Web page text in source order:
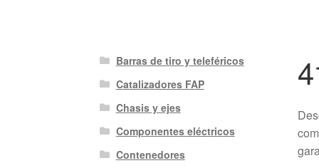
Barras de tiro y teleféricos
Catalizadores FAP
Chasis y ejes
Componentes eléctricos
Contenedores